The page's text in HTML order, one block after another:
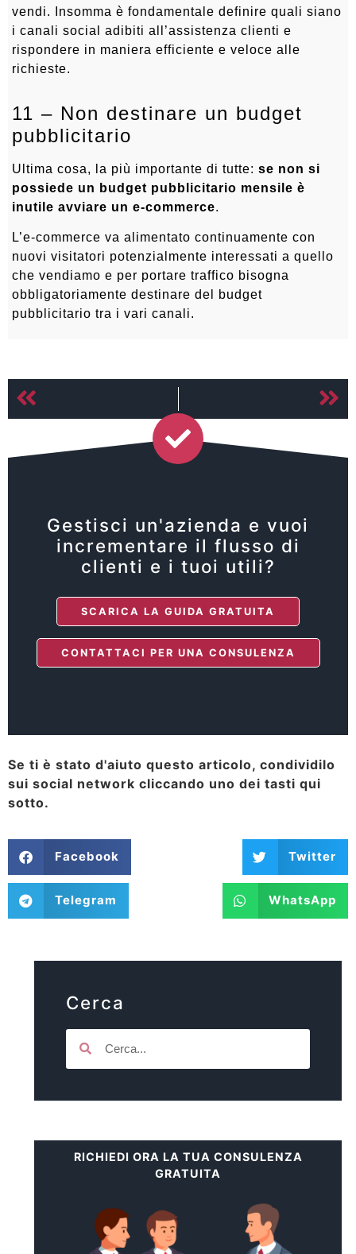
vendi. Insomma è fondamentale definire quali siano
i canali social adibiti all’assistenza clienti e
rispondere in maniera efficiente e veloce alle
richieste.
11 – Non destinare un budget
pubblicitario
Ultima cosa, la più importante di tutte: se non si
possiede un budget pubblicitario mensile è
inutile avviare un e-commerce.
L’e-commerce va alimentato continuamente con
nuovi visitatori potenzialmente interessati a quello
che vendiamo e per portare traffico bisogna
obbligatoriamente destinare del budget
pubblicitario tra i vari canali.
Gestisci un'azienda e vuoi
incrementare il flusso di
clienti e i tuoi utili?
SCARICA LA GUIDA GRATUITA
CONTATTACI PER UNA CONSULENZA
Se ti è stato d'aiuto questo articolo, condividilo
sui social network cliccando uno dei tasti qui
sotto.
Facebook Twitter
Telegram WhatsApp
Cerca
RICHIEDI ORA LA TUA CONSULENZA
GRATUITA